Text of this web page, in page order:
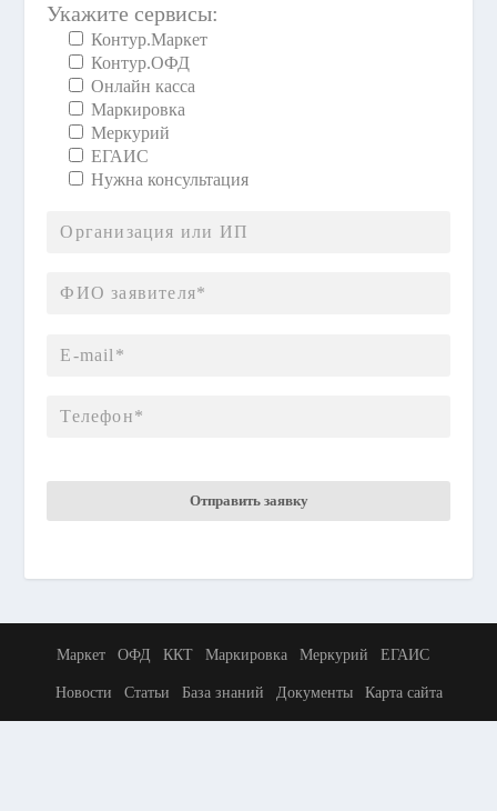
Укажите сервисы:
Контур.Маркет
Контур.ОФД
Онлайн касса
Маркировка
Меркурий
ЕГАИС
Нужна консультация
Маркет ОФД ККТ Маркировка Меркурий ЕГАИС
Новости Статьи База знаний Документы Карта сайта